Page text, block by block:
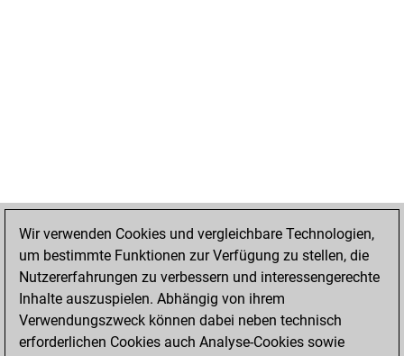
Wir verwenden Cookies und vergleichbare Technologien,
um bestimmte Funktionen zur Verfügung zu stellen, die
Nutzererfahrungen zu verbessern und interessengerechte
Inhalte auszuspielen. Abhängig von ihrem
Verwendungszweck können dabei neben technisch
erforderlichen Cookies auch Analyse-Cookies sowie